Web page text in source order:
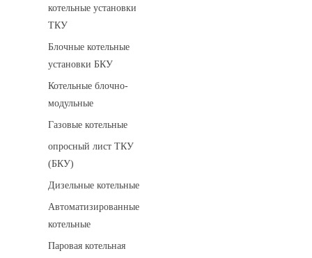
котельные установки
ТКУ
Блочные котельные
установки БКУ
Котельные блочно-
модульные
Газовые котельные
опросный лист ТКУ
(БКУ)
Дизельные котельные
Автоматизированные
котельные
Паровая котельная